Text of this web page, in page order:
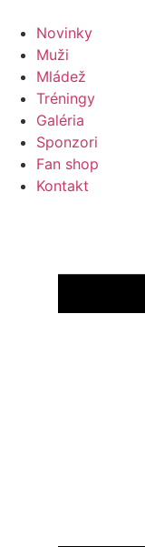
obsah
Novinky
Muži
Mládež
Tréningy
Galéria
Sponzori
Fan shop
Kontakt